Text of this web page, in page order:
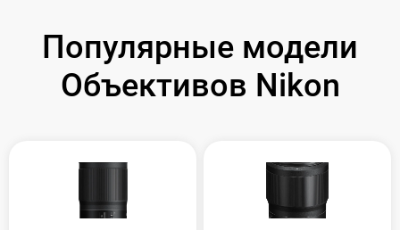
Популярные модели
Объективов Nikon